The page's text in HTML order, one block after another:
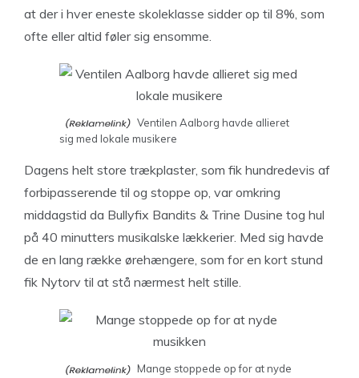
at der i hver eneste skoleklasse sidder op til 8%, som
ofte eller altid føler sig ensomme.
Ventilen Aalborg havde allieret
sig med lokale musikere
Dagens helt store trækplaster, som fik hundredevis af
forbipasserende til og stoppe op, var omkring
middagstid da Bullyfix Bandits & Trine Dusine tog hul
på 40 minutters musikalske lækkerier. Med sig havde
de en lang række ørehængere, som for en kort stund
fik Nytorv til at stå nærmest helt stille.
Mange stoppede op for at nyde